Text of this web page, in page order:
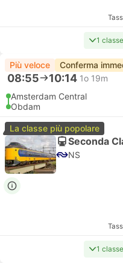
1
Più veloce Conferma
08:55 10:14 1o 19m
Amsterdam Central
Obdam
La classe più popolare
Seconda
NS
1